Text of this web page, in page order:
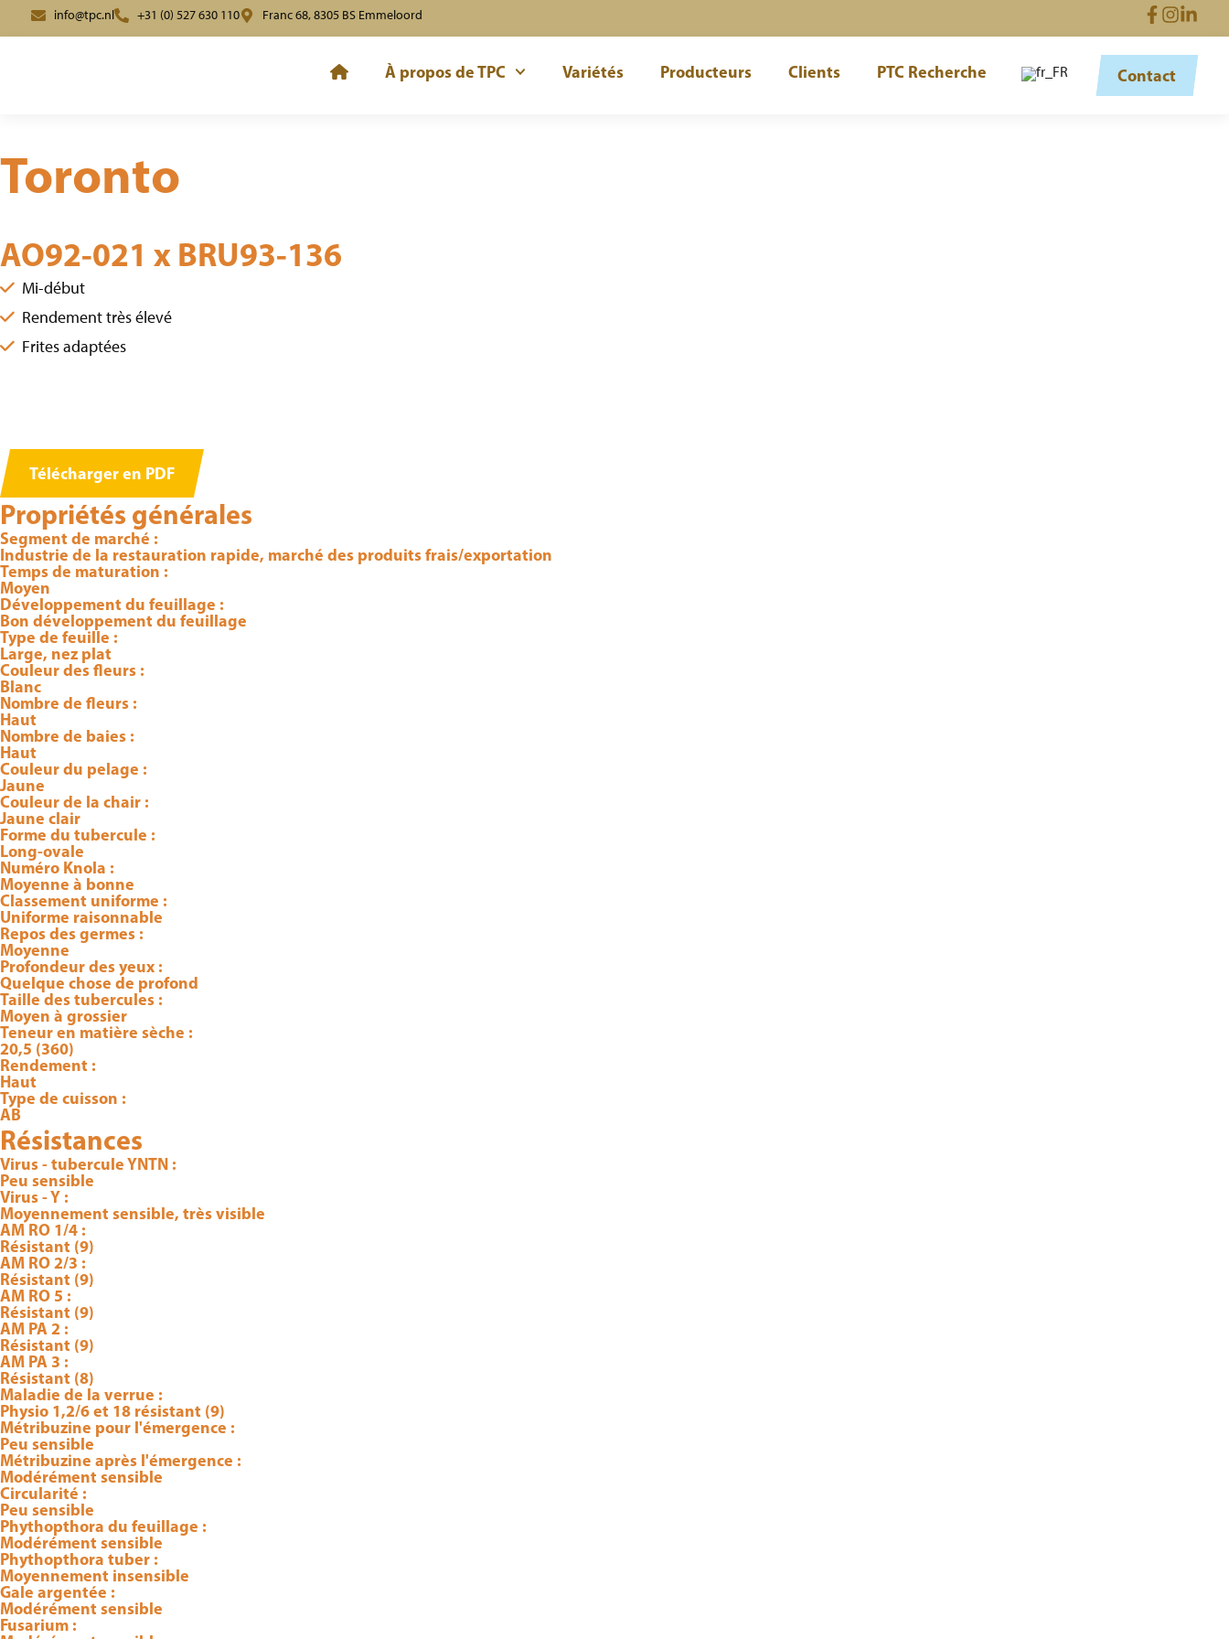
info@tpc.nl +31 (0) 527 630 110 Franc 68, 8305 BS Emmeloord
À propos de TPC Variétés Producteurs Clients PTC Recherche Contact
Toronto
AO92-021 x BRU93-136
Mi-début
Rendement très élevé
Frites adaptées
Télécharger en PDF
Propriétés générales
Segment de marché :
Industrie de la restauration rapide, marché des produits frais/exportation
Temps de maturation :
Moyen
Développement du feuillage :
Bon développement du feuillage
Type de feuille :
Large, nez plat
Couleur des fleurs :
Blanc
Nombre de fleurs :
Haut
Nombre de baies :
Haut
Couleur du pelage :
Jaune
Couleur de la chair :
Jaune clair
Forme du tubercule :
Long-ovale
Numéro Knola :
Moyenne à bonne
Classement uniforme :
Uniforme raisonnable
Repos des germes :
Moyenne
Profondeur des yeux :
Quelque chose de profond
Taille des tubercules :
Moyen à grossier
Teneur en matière sèche :
20,5 (360)
Rendement :
Haut
Type de cuisson :
AB
Résistances
Virus - tubercule YNTN :
Peu sensible
Virus - Y :
Moyennement sensible, très visible
AM RO 1/4 :
Résistant (9)
AM RO 2/3 :
Résistant (9)
AM RO 5 :
Résistant (9)
AM PA 2 :
Résistant (9)
AM PA 3 :
Résistant (8)
Maladie de la verrue :
Physio 1,2/6 et 18 résistant (9)
Métribuzine pour l'émergence :
Peu sensible
Métribuzine après l'émergence :
Modérément sensible
Circularité :
Peu sensible
Phythopthora du feuillage :
Modérément sensible
Phythopthora tuber :
Moyennement insensible
Gale argentée :
Modérément sensible
Fusarium :